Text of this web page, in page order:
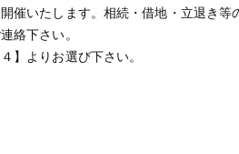
催いたします。相続・借地・立退き
絡下さい。
【４】よりお選び下さい。